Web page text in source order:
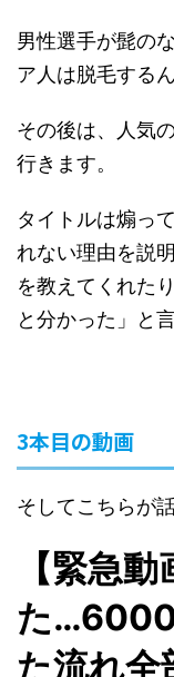
男性選手が髭の
ア人は脱毛する
その後は、人気
行きます。
タイトルは煽っ
れない理由を説
を教えてくれた
と分かった」と
3本目の動画
そしてこちらが
【緊急
た…6000
た流れ全